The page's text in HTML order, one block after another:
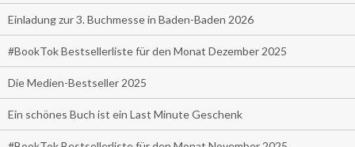
Einladung zur 3. Buchmesse in Baden-Baden 2026
#BookTok Bestsellerliste für den Monat Dezember 2025
Die Medien-Bestseller 2025
Ein schönes Buch ist ein Last Minute Geschenk